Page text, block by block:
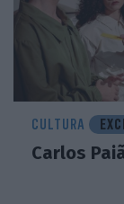
CULTURA
Carlos